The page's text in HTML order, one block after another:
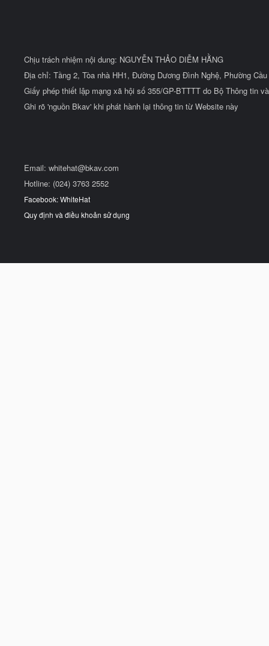
Chịu trách nhiệm nội dung: NGUYỄN THẢO DIỄM HẰNG
Địa chỉ: Tầng 2, Tòa nhà HH1, Đường Dương Đình Nghệ, Phường
Giấy phép thiết lập mạng xã hội số 355/GP-BTTTT do Bộ Thông tin
Ghi rõ 'nguồn Bkav' khi phát hành lại thông tin từ Website này
Email: whitehat@bkav.com
Hotline: (024) 3763 2552
Facebook: WhiteHat
Quy định và điều khoản sử dụng